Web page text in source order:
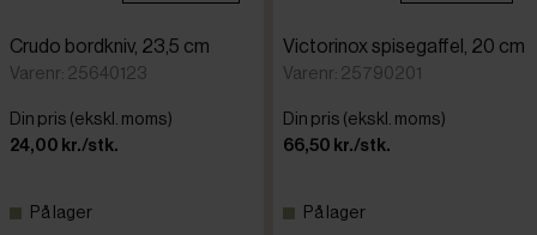
Crudo bordkniv, 23,5 cm
Varenr: 25640123
Din pris (ekskl. moms)
24,00 kr./stk.
På lager
Victorinox spisegaffel, 20 cm
Varenr: 25790201
Din pris (ekskl. moms)
66,50 kr./stk.
På lager